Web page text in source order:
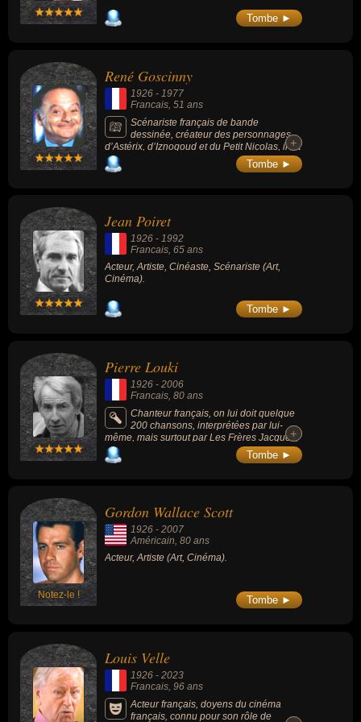
Tombe ►
René Goscinny
1926 - 1977
Francais , 51 ans
Scénariste français de bande
dessinée, créateur des personnages
d’Astérix, d’Iznogoud et du Petit Nicolas, il fut
l'un des auteurs français les plus lus au
monde. Il fut également l'un des rédacteurs
+
+
Tombe ►
Jean Poiret
1926 - 1992
Francais, 65 ans
Acteur, Artiste, Cinéaste, Scénariste (Art,
Cinéma).
Tombe ►
Pierre Louki
1926 - 2006
Francais , 80 ans
Chanteur français, on lui doit quelque
200 chansons, interprétées par lui-
même, mais surtout par Les Frères Jacques,
Juliette Gréco, Jean Ferrat, Annie Cordy ou
Patachou.
+
+
Tombe ►
Notez-le !
Gordon Wallace Scott
1926 - 2007
Américain, 80 ans
Acteur, Artiste (Art, Cinéma).
Tombe ►
Louis Velle
1926 - 2023
Francais, 96 ans
Acteur français, doyens du cinéma
français, connu pour son rôle de